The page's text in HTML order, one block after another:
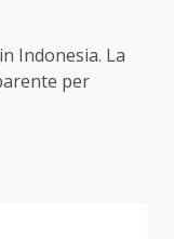
Indonesia. La
per